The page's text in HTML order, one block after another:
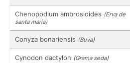
Chenopodium ambrosioides (Erva de
santa maria)
Conyza bonariensis (Buva)
Cynodon dactylon (Grama seda)